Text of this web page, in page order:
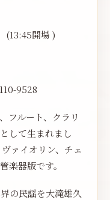
開場 )
9528
フルート、クラリ
して生まれまし
ァイオリン、チェ
器版です。
の民謡を大滝雄久